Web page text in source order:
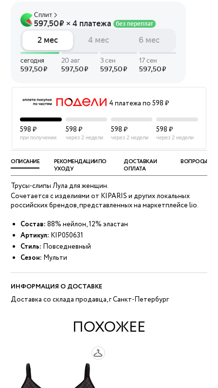
4 платежа по 598 ₽
598 ₽
при получении
598 ₽
через 2 недели
598 ₽
через 2 недели
598 ₽
через 2 недели
ОПИСАНИЕ
РЕКОМЕНДАЦИИ ПО
УХОДУ
ДОСТАВКА И
ОПЛАТА
ВОПРОСЫ
Трусы-слипы Лула для женщин.
Сочетается с изделиями от KIPARIS и других локальных
российских брендов, представленных на маркетплейсе lio.
Состав: 88% нейлон, 12% эластан
Артикул: KIP050631
Стиль: Повседневный
Сезон: Мульти
ИНФОРМАЦИЯ О ДОСТАВКЕ
Доставка со склада продавца, г Санкт-Петербург
ПОХОЖЕЕ